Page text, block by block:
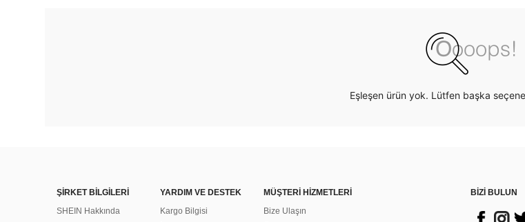
Eşleşen ürün yok. Lütfen başka
ŞİRKET BİLGİLERİ
SHEIN Hakkında
YARDIM VE DESTEK
Kargo Bilgisi
MÜŞTERİ HİZMETLERİ
Bize Ulaşın
BİZİ BULUN